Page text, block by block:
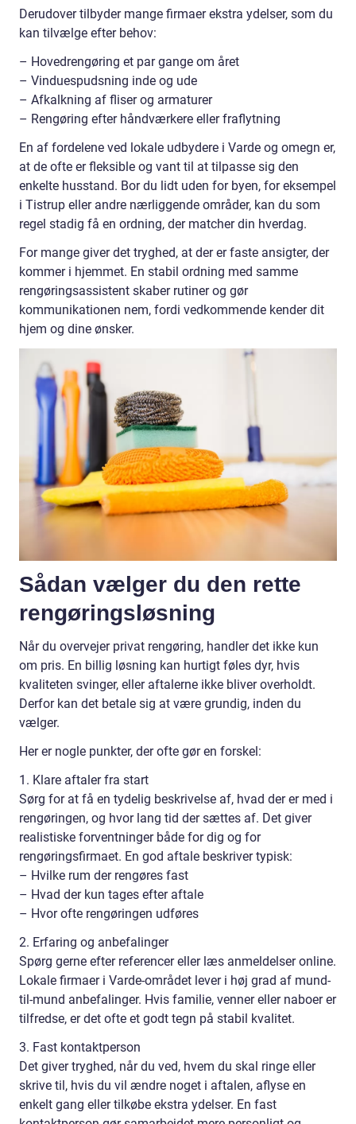
Derudover tilbyder mange firmaer ekstra ydelser, som du
kan tilvælge efter behov:
– Hovedrengøring et par gange om året
– Vinduespudsning inde og ude
– Afkalkning af fliser og armaturer
– Rengøring efter håndværkere eller fraflytning
En af fordelene ved lokale udbydere i Varde og omegn er,
at de ofte er fleksible og vant til at tilpasse sig den
enkelte husstand. Bor du lidt uden for byen, for eksempel
i Tistrup eller andre nærliggende områder, kan du som
regel stadig få en ordning, der matcher din hverdag.
For mange giver det tryghed, at der er faste ansigter, der
kommer i hjemmet. En stabil ordning med samme
rengøringsassistent skaber rutiner og gør
kommunikationen nem, fordi vedkommende kender dit
hjem og dine ønsker.
Sådan vælger du den rette
rengøringsløsning
Når du overvejer privat rengøring, handler det ikke kun
om pris. En billig løsning kan hurtigt føles dyr, hvis
kvaliteten svinger, eller aftalerne ikke bliver overholdt.
Derfor kan det betale sig at være grundig, inden du
vælger.
Her er nogle punkter, der ofte gør en forskel:
1. Klare aftaler fra start
Sørg for at få en tydelig beskrivelse af, hvad der er med i
rengøringen, og hvor lang tid der sættes af. Det giver
realistiske forventninger både for dig og for
rengøringsfirmaet. En god aftale beskriver typisk:
– Hvilke rum der rengøres fast
– Hvad der kun tages efter aftale
– Hvor ofte rengøringen udføres
2. Erfaring og anbefalinger
Spørg gerne efter referencer eller læs anmeldelser online.
Lokale firmaer i Varde-området lever i høj grad af mund-
til-mund anbefalinger. Hvis familie, venner eller naboer er
tilfredse, er det ofte et godt tegn på stabil kvalitet.
3. Fast kontaktperson
Det giver tryghed, når du ved, hvem du skal ringe eller
skrive til, hvis du vil ændre noget i aftalen, aflyse en
enkelt gang eller tilkøbe ekstra ydelser. En fast